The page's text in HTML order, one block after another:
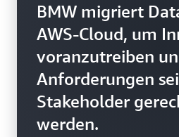
BMW migriert
AWS-Cloud, um
voranzutreiben
Anforderungen
Stakeholder
werden.